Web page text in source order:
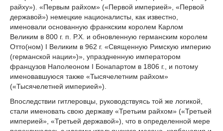
райху»). «Первым райхом» («Первой империей», «Первой
державой») немецкие националисты, как известно,
именовали основанную франкским королем Карлом
Великим в 800 г. п. Р.Х. и обновленную германским королем
Отто(ном) I Великим в 962 г. «Священную Римскую империю
(германской нации»)», упраздненную императором
французов Наполеоном I Бонапартом в 1806 г., и потому
именовавшуюся также «Тысячелетним райхом»
(«Тысячелетней империей»).
Впоследствии гитлеровцы, руководствуясь той же логикой,
стали именовать свою державу «Третьим райхом» («Третьей
империей», «Третьей державой»), что в определенной мере